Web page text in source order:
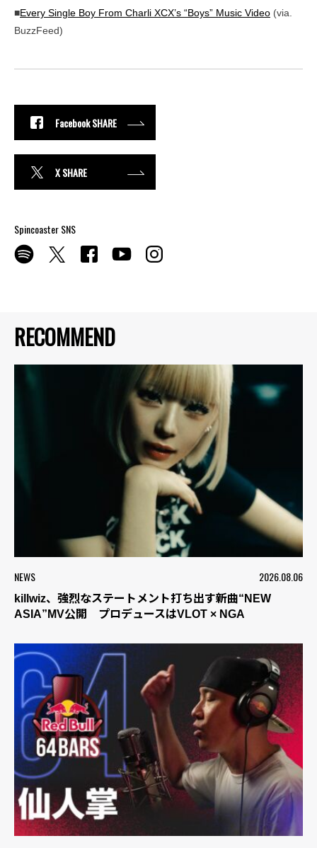
RECOMMEND
NEWS 2026.08.06
killwiz、強烈なステートメント打ち出す新曲“NEW
ASIA”MV公開 プロデュースはVLOT × NGA
■Every Single Boy From Charli XCX’s “Boys” Music Video (via.
BuzzFeed)
Facebook SHARE
X SHARE
Spincoaster SNS